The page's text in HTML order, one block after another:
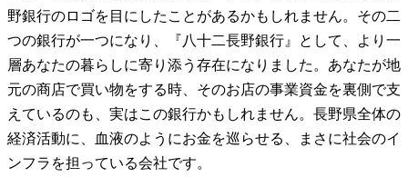
野銀行のロゴを目にしたことがあるかもしれません。その二
つの銀行が一つになり、『八十二長野銀行』として、より一
層あなたの暮らしに寄り添う存在になりました。あなたが地
元の商店で買い物をする時、そのお店の事業資金を裏側で支
えているのも、実はこの銀行かもしれません。長野県全体の
経済活動に、血液のようにお金を巡らせる、まさに社会のイ
ンフラを担っている会社です。